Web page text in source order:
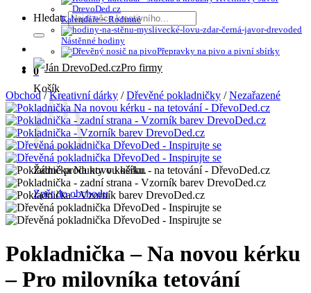
Hledat:
0
Košík
Žádné produkty v košíku.
Zpět do obchodu
Kalendáře – Rodinné
Nástěnné hodiny
Přepravky na pivo a pivní sbírky
Pro firmy
Obchod / Kreativní dárky / Dřevěné pokladničky / Nezařazené
Pokladnička – Na novou kérku
– Pro milovníka tetování